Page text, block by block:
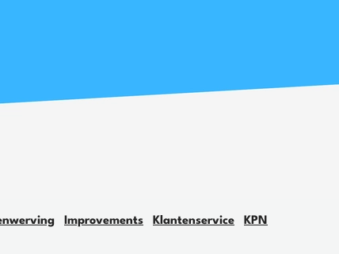
Improvements Klantenservice
KPN